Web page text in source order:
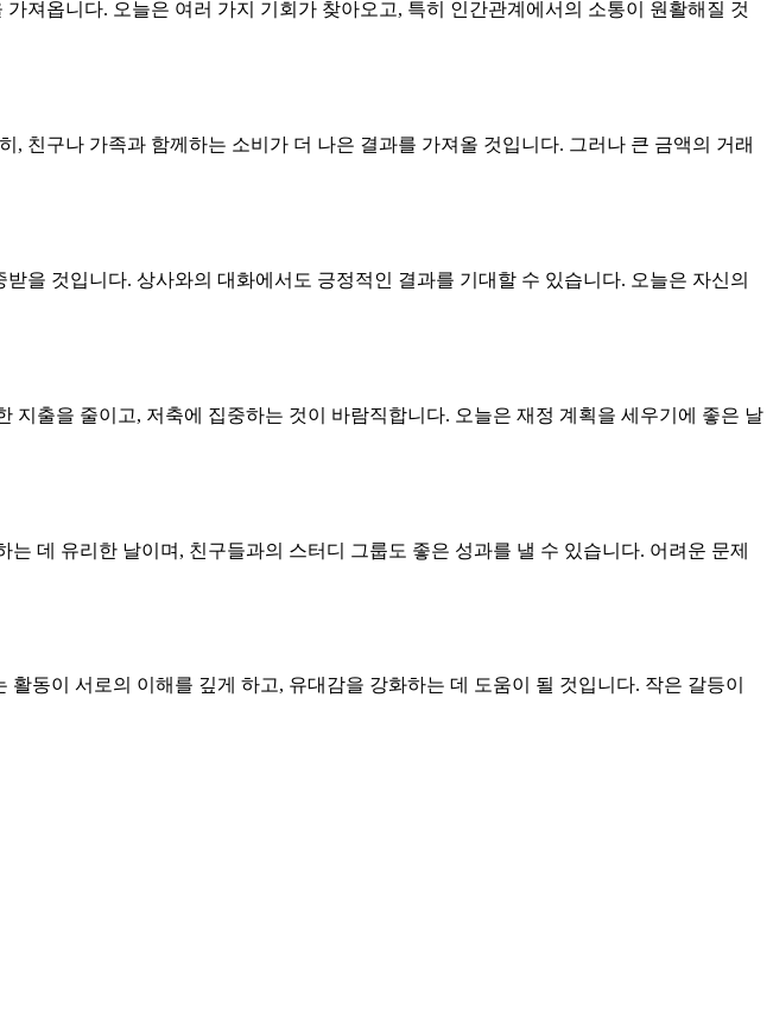
져옵니다. 오늘은 여러 가지 기회가 찾아오고, 특히 인간관계에서의 소통이 원활해질 것
친구나 가족과 함께하는 소비가 더 나은 결과를 가져올 것입니다. 그러나 큰 금액의 거래
을 것입니다. 상사와의 대화에서도 긍정적인 결과를 기대할 수 있습니다. 오늘은 자신의
출을 줄이고, 저축에 집중하는 것이 바람직합니다. 오늘은 재정 계획을 세우기에 좋은 날
데 유리한 날이며, 친구들과의 스터디 그룹도 좋은 성과를 낼 수 있습니다. 어려운 문제
동이 서로의 이해를 깊게 하고, 유대감을 강화하는 데 도움이 될 것입니다. 작은 갈등이